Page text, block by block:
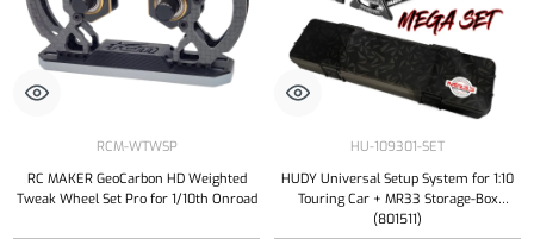
RCM-WTWSP
RC MAKER GeoCarbon HD Weighted
Tweak Wheel Set Pro for 1/10th Onroad
HU-109301-SET
HUDY Universal Setup System for 1:10
Touring Car + MR33 Storage-Box
(801511)